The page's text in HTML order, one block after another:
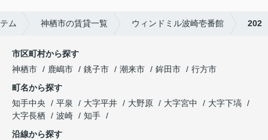
ム 神栖市の賃貸一覧 ウィンドミル波崎壱番館 202
市区町村から探す
神栖市
鹿嶋市 銚子市 潮来市 鉾田市
行方市
町名から探す
知手中央
平泉 大字平井 大野原 大字宮中
大字下塙
大字長栖
波崎
知手
沿線から探す